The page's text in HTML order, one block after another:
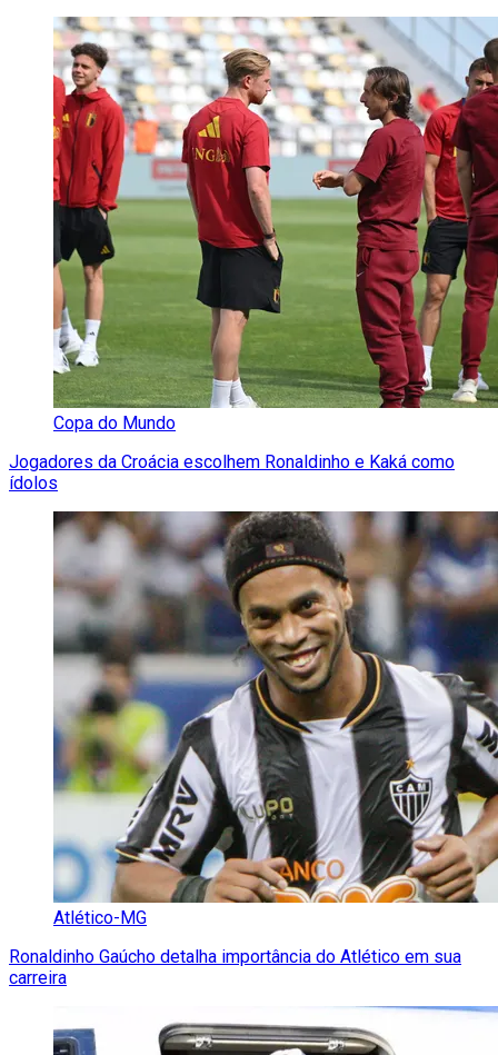
Copa do Mundo
Jogadores da Croácia escolhem Ronaldinho e Kaká como
ídolos
Atlético-MG
Ronaldinho Gaúcho detalha importância do Atlético em sua
carreira